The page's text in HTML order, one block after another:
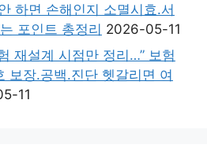
하면 손해인지 소멸시효.서
포인트 총정리 2026-05-11
재설계 시점만 정리…” 보험
보장.공백.진단 헷갈리면 여
11